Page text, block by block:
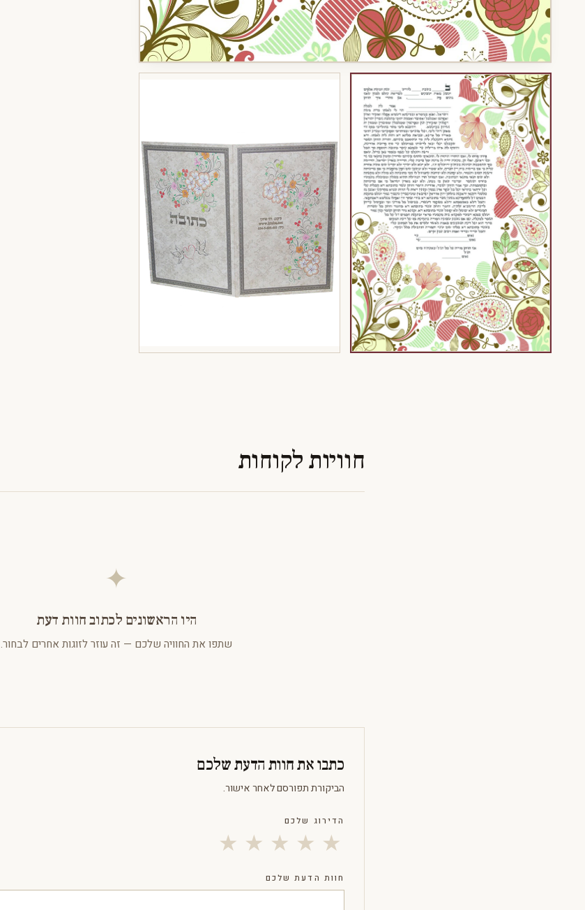
חוויות לקוחות
✦
היו הראשונים לכתוב חוות דעת
שתפו את החוויה שלכם — זה עוזר לזוגות אחרים לבחור.
כתבו את חוות הדעת שלכם
הביקורת תפורסם לאחר אישור.
הדירוג שלכם
★ ★ ★ ★ ★
חוות הדעת שלכם